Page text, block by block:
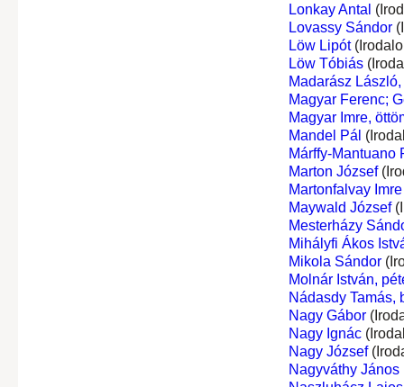
Lonkay Antal
Lovassy Sándor
Löw Lipót
Löw Tóbiás
Madarász
Magyar Ferenc;
Magyar Imre,
Mandel Pál
Márffy-Mantuano
Marton József
Martonfalvay Imre
Maywald József
Mesterházy
Mihályfi Ákos
Mikola Sándor
Molnár István,
Nádasdy Tamás,
Nagy Gábor
Nagy Ignác
Nagy József
Nagyváthy János